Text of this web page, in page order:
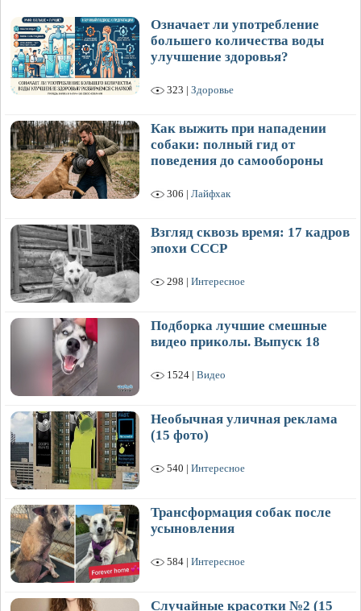
Означает ли употребление
большего количества воды
улучшение здоровья?
323 | Здоровье
Как выжить при нападении
собаки: полный гид от
поведения до самообороны
306 | Лайфхак
Взгляд сквозь время: 17 кадров
эпохи СССР
298 | Интересное
Подборка лучшие смешные
видео приколы. Выпуск 18
1524 | Видео
Необычная уличная реклама
(15 фото)
540 | Интересное
Трансформация собак после
усыновления
584 | Интересное
Случайные красотки №2 (15